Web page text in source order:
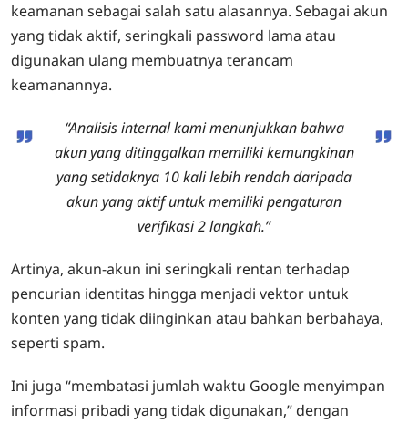
keamanan sebagai salah satu alasannya. Sebagai akun
yang tidak aktif, seringkali password lama atau
digunakan ulang membuatnya terancam
keamanannya.
“Analisis internal kami menunjukkan bahwa
akun yang ditinggalkan memiliki kemungkinan
yang setidaknya 10 kali lebih rendah daripada
akun yang aktif untuk memiliki pengaturan
verifikasi 2 langkah.”
Artinya, akun-akun ini seringkali rentan terhadap
pencurian identitas hingga menjadi vektor untuk
konten yang tidak diinginkan atau bahkan berbahaya,
seperti spam.
Ini juga “membatasi jumlah waktu Google menyimpan
informasi pribadi yang tidak digunakan,” dengan